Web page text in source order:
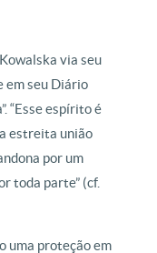
via seu
em seu Diário
“Esse espírito é
estreita união
por um
toda parte” (cf.
uma proteção em